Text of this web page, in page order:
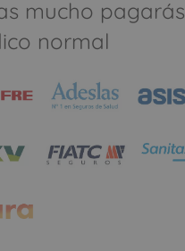
mucho pagarás
normal